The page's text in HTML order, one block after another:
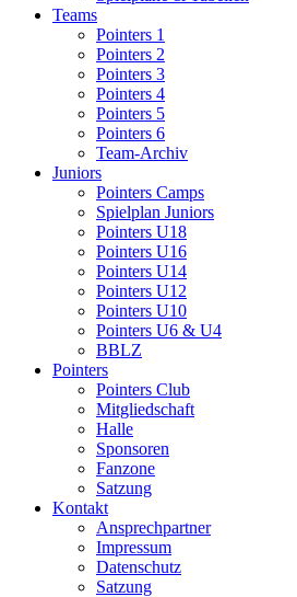
Teams
Pointers 1
Pointers 2
Pointers 3
Pointers 4
Pointers 5
Pointers 6
Team-Archiv
Juniors
Pointers Camps
Spielplan Juniors
Pointers U18
Pointers U16
Pointers U14
Pointers U12
Pointers U10
Pointers U6 & U4
BBLZ
Pointers
Pointers Club
Mitgliedschaft
Halle
Sponsoren
Fanzone
Satzung
Kontakt
Ansprechpartner
Impressum
Datenschutz
Satzung